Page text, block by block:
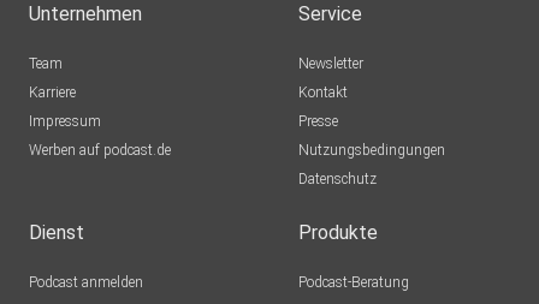
Unternehmen
Team
Karriere
Impressum
Werben auf podcast.de
Service
Newsletter
Kontakt
Presse
Nutzungsbedingungen
Datenschutz
Dienst
Podcast anmelden
Produkte
Podcast-Beratung